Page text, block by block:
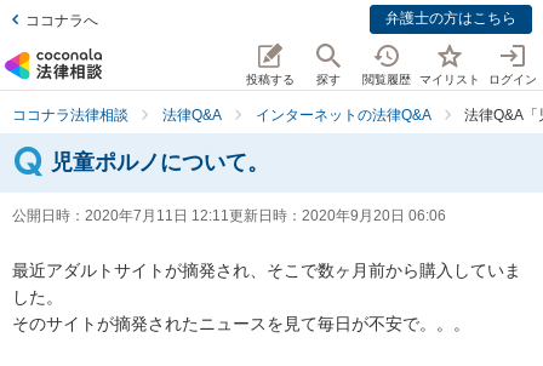
ココナラへ 弁護士の方はこちら
投稿する 探す 閲覧履歴 マイリスト ログイン
ココナラ法律相談 法律Q&A インターネットの法律Q&A 法律Q&A「
児童ポルノについて。
公開日時： 2020年7月11日 12:11更新日時： 2020年9月20日 06:06
最近アダルトサイトが摘発され、そこで数ヶ月前から購入していま
した。
そのサイトが摘発されたニュースを見て毎日が不安で。。。